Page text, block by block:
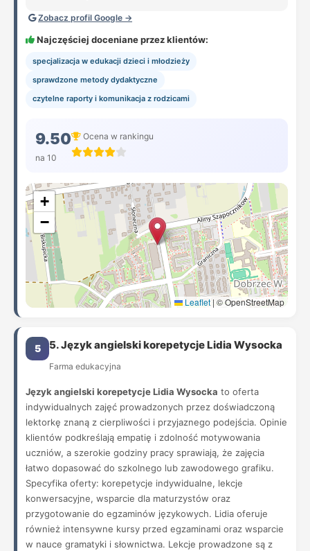
Zobacz profil Google →
Najczęściej doceniane przez klientów:
specjalizacja w edukacji dzieci i młodzieży
sprawdzone metody dydaktyczne
czytelne raporty i komunikacja z rodzicami
9.50
na 10
Ocena w rankingu
+
−
Leaflet | © OpenStreetMap
5 5. Język angielski korepetycje Lidia Wysocka
Farma edukacyjna
Język angielski korepetycje Lidia Wysocka to oferta
indywidualnych zajęć prowadzonych przez doświadczoną
lektorkę znaną z cierpliwości i przyjaznego podejścia. Opinie
klientów podkreślają empatię i zdolność motywowania
uczniów, a szerokie godziny pracy sprawiają, że zajęcia
łatwo dopasować do szkolnego lub zawodowego grafiku.
Specyfika oferty: korepetycje indywidualne, lekcje
konwersacyjne, wsparcie dla maturzystów oraz
przygotowanie do egzaminów językowych. Lidia oferuje
również intensywne kursy przed egzaminami oraz wsparcie
w nauce gramatyki i słownictwa. Lekcje prowadzone są z